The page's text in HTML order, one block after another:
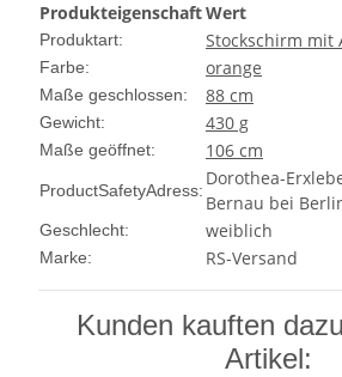
ProdukteigenschaftWert
Produktart: Stockschirm mit
Farbe: orange
Maße geschlossen: 88 cm
Gewicht: 430 g
Maße geöffnet: 106 cm
ProductSafetyAdress:
Dorothea-
Bernau bei
Geschlecht: weiblich
Marke: RS-Versand
Kunden kauften
Artikel: